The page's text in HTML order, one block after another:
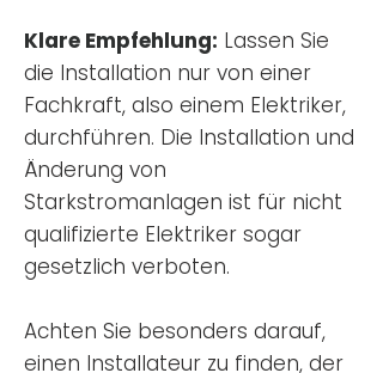
Klare Empfehlung: Lassen Sie
die Installation nur von einer
Fachkraft, also einem Elektriker,
durchführen. Die Installation und
Änderung von
Starkstromanlagen ist für nicht
qualifizierte Elektriker sogar
gesetzlich verboten.
Achten Sie besonders darauf,
einen Installateur zu finden, der